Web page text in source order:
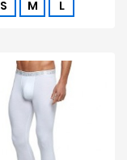
S M L